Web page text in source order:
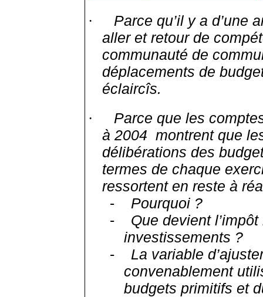
·
Parce qu’il y a d’une
aller et retour de
communauté de
déplacements de
éclaircîs.
·
Parce que les
à 2004 montrent que
délibérations des
termes de chaque
ressortent en reste à
-
Pourquoi ?
-
Que devient
investissements ?
-
La variable
convenablement
budgets primitifs et